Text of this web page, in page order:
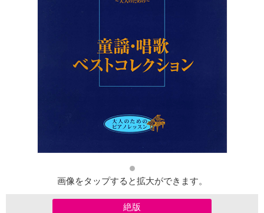
画像をタップすると拡大ができます。
絶版